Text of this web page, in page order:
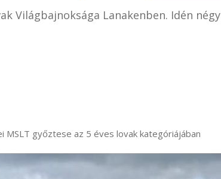
Világbajnoksága Lanakenben. Idén négy
MSLT győztese az 5 éves lovak kategóriájában